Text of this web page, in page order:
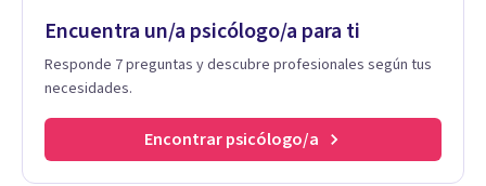
Encuentra un/a psicólogo/a para ti
Responde 7 preguntas y descubre profesionales según tus
necesidades.
Encontrar psicólogo/a